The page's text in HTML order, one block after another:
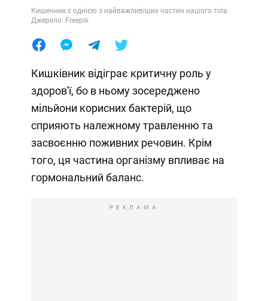
Кишечник є однією з найважливіших частин нашого тіла.
Джерело: Freepik
Кишківник відіграє критичну роль у
здоров'ї, бо в ньому зосереджено
мільйони корисних бактерій, що
сприяють належному травленню та
засвоєнню поживних речовин. Крім
того, ця частина організму впливає на
гормональний баланс.
РЕКЛАМА